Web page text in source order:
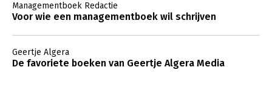
Managementboek Redactie
Voor wie een managementboek wil schrijven
Geertje Algera
De favoriete boeken van Geertje Algera Media